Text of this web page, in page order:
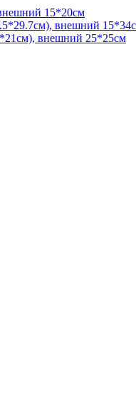
15*20см
внешний
внешний 25*25см